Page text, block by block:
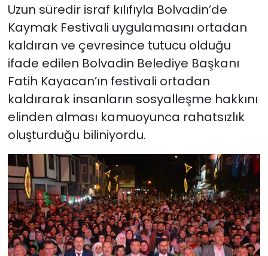
Uzun süredir israf kılıfıyla Bolvadin’de
Kaymak Festivali uygulamasını ortadan
kaldıran ve çevresince tutucu olduğu
ifade edilen Bolvadin Belediye Başkanı
Fatih Kayacan’ın festivali ortadan
kaldırarak insanların sosyalleşme hakkını
elinden alması kamuoyunca rahatsızlık
oluşturduğu biliniyordu.